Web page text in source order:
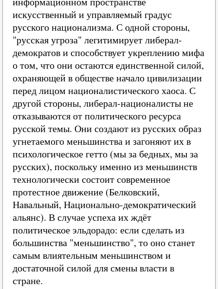
искусственный и управляемый градус
русского национализма. С одной стороны,
"русская угроза" легитимирует либерал-
демократов и способствует укреплению мифа
о том, что они остаются единственной силой,
охраняющей в обществе начало цивилизации
перед лицом националистического хаоса. С
другой стороны, либерал-националисты не
отказываются от политического ресурса
русской темы. Они создают из русских образ
угнетаемого меньшинства и загоняют их в
психологическое гетто (мы за бедных, мы за
русских), поскольку именно из меньшинств
технологически состоит современное
протестное движение (Белковский,
Навальный, Национально-демократический
альянс). В случае успеха их ждёт
политическое эльдорадо: если сделать из
большинства "меньшинство", то оно станет
самым влиятельным меньшинством и
достаточной силой для смены власти в
стране.